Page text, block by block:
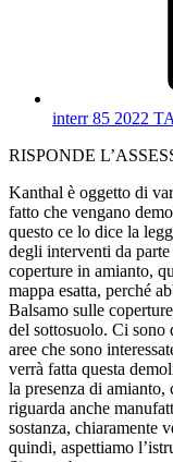
interr 85 2022
RISPONDE
Kanthal è oggetto di
fatto che vengano
questo ce lo dice la
degli interventi da
coperture in amianto,
mappa esatta, perché
Balsamo sulle
del sottosuolo. Ci sono
aree che sono
verrà fatta questa
la presenza di amianto,
riguarda anche
sostanza, chiaramente
quindi, aspettiamo